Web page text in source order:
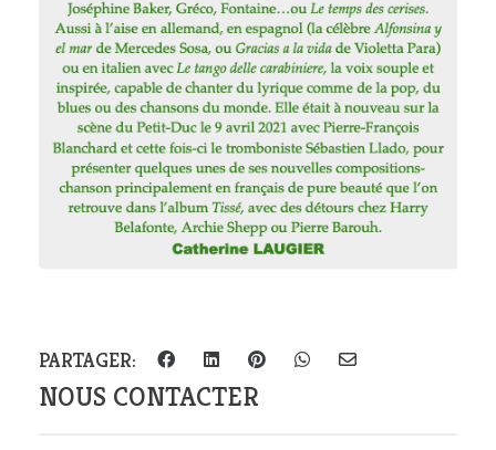
PARTAGER:
NOUS CONTACTER